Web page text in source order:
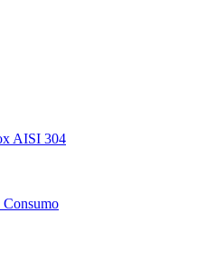
AISI 304
Consumo